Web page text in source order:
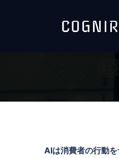
AIは消費者の行動